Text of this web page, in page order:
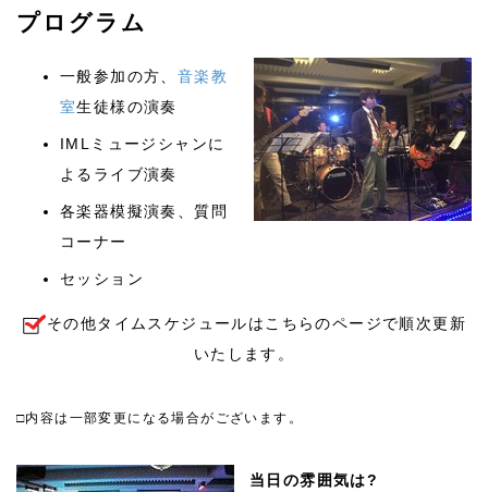
プログラム
一般参加の方、 音楽教
室生徒様の演奏
IMLミュージシャンに
よるライブ演奏
各楽器模擬演奏、質問
コーナー
セッション
その他タイムスケジュールはこちらのページで順次更新
いたします。
□内容は一部変更になる場合がございます。
当日の雰囲気は?